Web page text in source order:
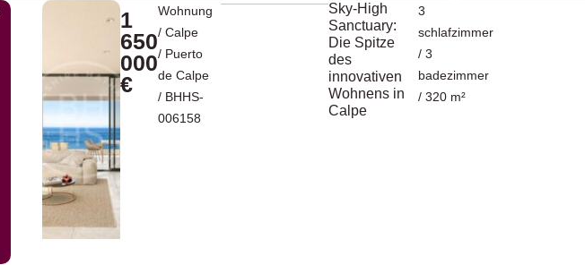
1
650
000
€
Wohnung
/ Calpe
/ Puerto
de Calpe
/ BHHS-
006158
Sky-High
Sanctuary:
Die Spitze
des
innovativen
Wohnens in
Calpe
3
schlafzimmer
/ 3
badezimmer
/ 320 m²